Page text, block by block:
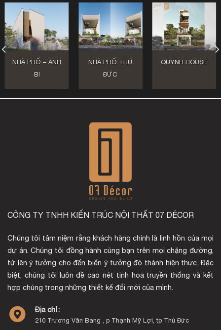
NHÀ PHỐ – ANH
BI
NHÀ PHỐ THỦ
ĐỨC
QUYNH HOUSE
CÔNG TY TNHH KIẾN TRÚC NỘI THẤT 07 DÉCOR
Chúng tôi tâm niệm rằng khách hàng chính là linh hồn của mọi
dự án. Chúng tôi đồng hành cùng bạn trên mọi chặng đường,
từ lên ý tưởng cho đến biến ý tưởng đó thành hiện thực. Đặc
biệt, chúng tôi luôn đề cao nét tinh hoa truyền thống và kết
hợp chúng trong những thiết kế đổi mới của mình.
Địa chỉ:
210 Trương Văn Bang , p Thạnh Mỹ Lợi, tp Thủ Đức